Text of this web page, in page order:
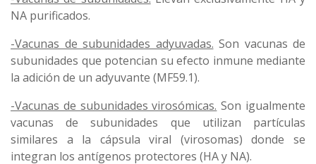
NA purificados.
-Vacunas de subunidades adyuvadas. Son vacunas de
subunidades que potencian su efecto inmune mediante
la adición de un adyuvante (MF59.1).
-Vacunas de subunidades virosómicas. Son igualmente
vacunas de subunidades que utilizan partículas
similares a la cápsula viral (virosomas) donde se
integran los antígenos protectores (HA y NA).